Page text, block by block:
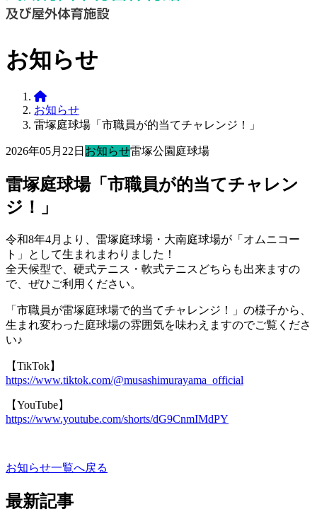
お知らせ
お知らせ
雷塚庭球場「市職員が的当てチャレンジ！」
2026年05月22日 お知らせ雷塚公園庭球場
雷塚庭球場「市職員が的当てチャレン
ジ！」
令和8年4月より、雷塚庭球場・大南庭球場が「オムニコー
ト」として生まれまわりました！
全天候型で、硬式テニス・軟式テニスどちらも出来ますの
で、ぜひご利用ください。
「市職員が雷塚庭球場で的当てチャレンジ！」の様子から、
生まれ変わった庭球場の雰囲気を味わえますのでご覧くださ
い♪
【TikTok】
https://www.tiktok.com/@musashimurayama_official
【YouTube】
https://www.youtube.com/shorts/dG9CnmIMdPY
お知らせ一覧へ戻る
最新記事